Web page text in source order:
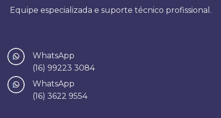
Equipe especializada e suporte técnico profissional.
WhatsApp
(16) 99223 3084
WhatsApp
(16) 3622 9554